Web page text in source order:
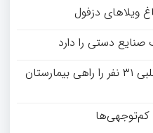
ویلاهای دزفول
دستی را دارد
استفاده از مشربات الکلی تقلبی ۳۱ نفر را راهی بیمارستان
کم‌توجهی‌ها